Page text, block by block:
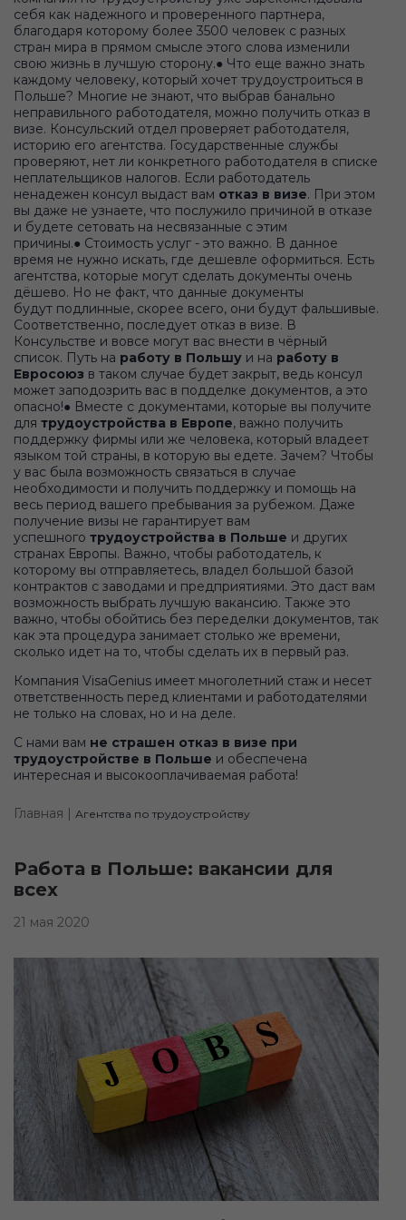
себя как надежного и проверенного партнера,
благодаря которому более 3500 человек с разных
стран мира в прямом смысле этого слова изменили
свою жизнь в лучшую сторону.● Что еще важно знать
каждому человеку, который хочет трудоустроиться в
Польше? Многие не знают, что выбрав банально
неправильного работодателя, можно получить отказ в
визе. Консульский отдел проверяет работодателя,
историю его агентства. Государственные службы
проверяют, нет ли конкретного работодателя в списке
неплательщиков налогов. Если работодатель
ненадежен консул выдаст вам отказ в визе. При этом
вы даже не узнаете, что послужило причиной в отказе
и будете сетовать на несвязанные с этим
причины.● Стоимость услуг - это важно. В данное
время не нужно искать, где дешевле оформиться. Есть
агентства, которые могут сделать документы очень
дёшево. Но не факт, что данные документы
будут подлинные, скорее всего, они будут фальшивые.
Соответственно, последует отказ в визе. В
Консульстве и вовсе могут вас внести в чёрный
список. Путь на работу в Польшу и на работу в
Евросоюз в таком случае будет закрыт, ведь консул
может заподозрить вас в подделке документов, а это
опасно!● Вместе с документами, которые вы получите
для трудоустройства в Европе, важно получить
поддержку фирмы или же человека, который владеет
языком той страны, в которую вы едете. Зачем? Чтобы
у вас была возможность связаться в случае
необходимости и получить поддержку и помощь на
весь период вашего пребывания за рубежом. Даже
получение визы не гарантирует вам
успешного трудоустройства в Польше и других
странах Европы. Важно, чтобы работодатель, к
которому вы отправляетесь, владел большой базой
контрактов с заводами и предприятиями. Это даст вам
возможность выбрать лучшую вакансию. Также это
важно, чтобы обойтись без переделки документов, так
как эта процедура занимает столько же времени,
сколько идет на то, чтобы сделать их в первый раз.
Компания VisaGenius имеет многолетний стаж и несет
ответственность перед клиентами и работодателями
не только на словах, но и на деле.
С нами вам не страшен отказ в визе при
трудоустройстве в Польше и обеспечена
интересная и высокооплачиваемая работа!
Главная | Агентства по трудоустройству
Работа в Польше: вакансии для
всех
21 мая 2020